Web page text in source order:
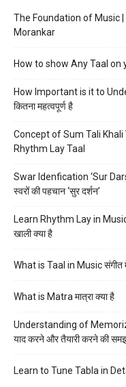
The Foundation of Music
Morankar
How to show Any Taal on
How Important is it to
कितना महत्वपूर्ण है
Concept of Sum Tali Khali
Rhythm Lay Taal
Swar Idenfication ‘Sur
स्वरों की पहचान ‘सुर दर्शन’
Learn Rhythm Lay in
खाली क्या है
What is Taal in Music संगीत
What is Matra मात्रा क्या है
Understanding of
याद करने और तैयारी करने की
Learn to Tune Tabla in